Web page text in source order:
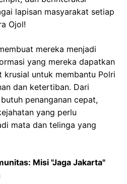
lapisan masyarakat setiap
Ojol!
mereka menjadi
yang mereka dapatkan
krusial untuk membantu Polri
dan ketertiban. Dari
penanganan cepat,
yang perlu
mata dan telinga yang
Misi "Jaga Jakarta"